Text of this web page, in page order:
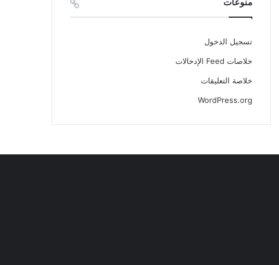
تسجيل الدخول
خلاصات Feed الإدخالات
خلاصة التعليقات
WordPress.org